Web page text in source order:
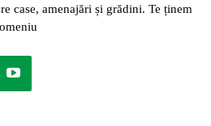
case, amenajări și grădini. Te ținem